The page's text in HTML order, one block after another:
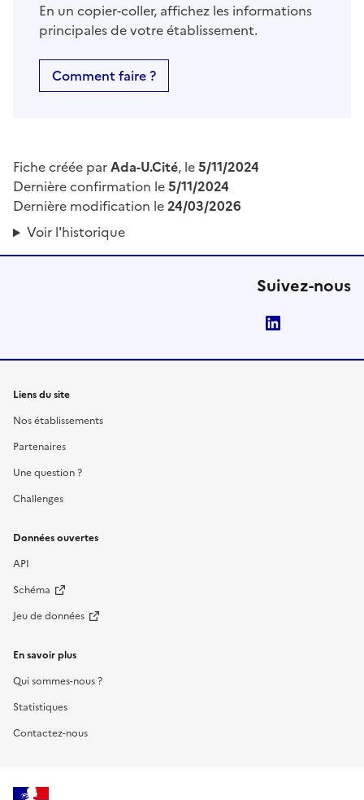
En un copier-coller, affichez les informations
principales de votre établissement.
Comment faire ?
Fiche créée parAda-U.Cité, le5/11/2024
Dernière confirmation le5/11/2024
Dernière modification le24/03/2026
Voir l'historique
Suivez-nous
Liens du site
Nos établissements
Partenaires
Une question ?
Challenges
Données ouvertes
API
Schéma
Jeu de données
En savoir plus
Qui sommes-nous ?
Statistiques
Contactez-nous